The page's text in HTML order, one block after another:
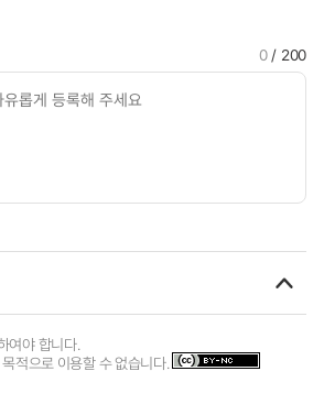
0/ 200
여야 합니다.
적으로 이용할 수 없습니다.